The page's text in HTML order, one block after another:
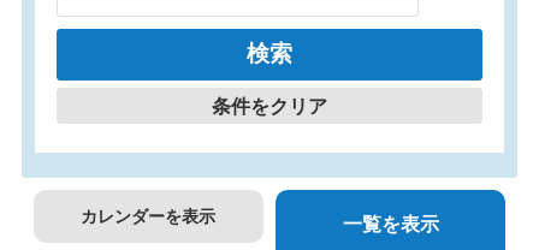
条件をクリア
カレンダーを表示 一覧を表示